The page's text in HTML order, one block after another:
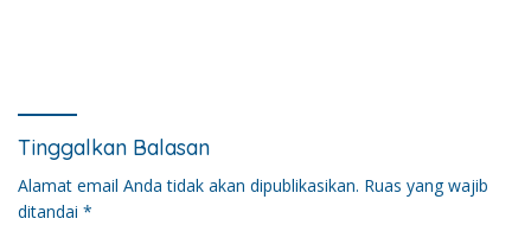
Tinggalkan Balasan
Alamat email Anda tidak akan dipublikasikan. Ruas yang wajib
ditandai *